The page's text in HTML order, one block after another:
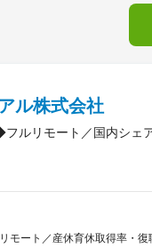
ル株式会社
ルリモート／国内シェ
モート／産休育休取得率・